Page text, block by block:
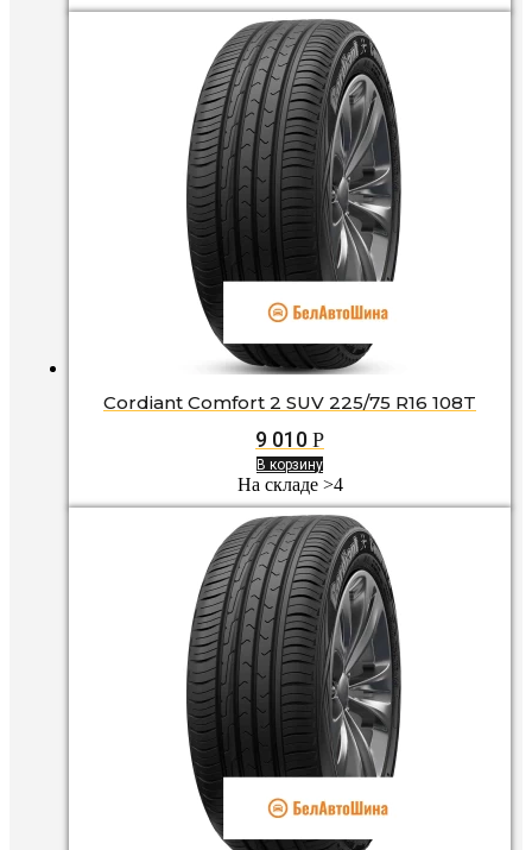
Cordiant Comfort 2 SUV 225/75 R16 108T
9 010 Р
В корзину
На складе >4